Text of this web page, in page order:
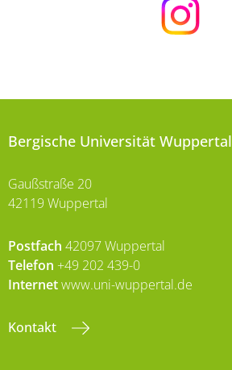
Bergische Universität Wuppertal
Gaußstraße 20
42119 Wuppertal
Postfach 42097 Wuppertal
Telefon +49 202 439-0
Internetwww.uni-wuppertal.de
Kontakt